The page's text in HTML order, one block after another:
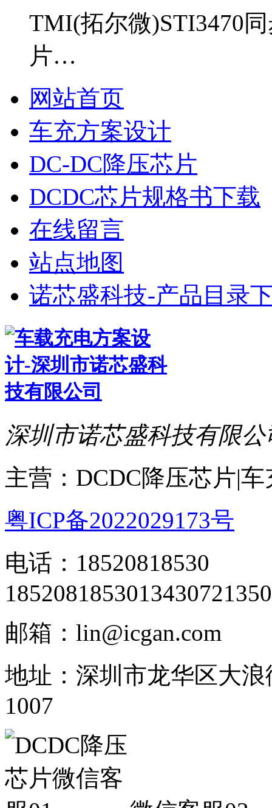
TMI(拓尔微)STI3470
片…
网站首页
车充方案设计
DC-DC降压芯片
DCDC芯片规格书下载
在线留言
站点地图
诺芯盛科技-产品目录
深圳市诺芯盛科技有限公
主营：DCDC降压芯片|
粤ICP备2022029173号
电话：18520818530
1852081853013430721350
邮箱：lin@icgan.com
地址：深圳市龙华区大
1007